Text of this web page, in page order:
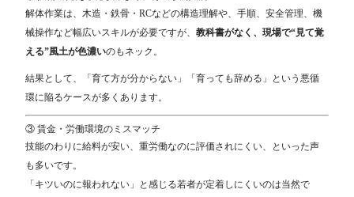
解体作業は、木造・鉄骨・RCなどの構造理解や、手順、安全管理、機
械操作など幅広いスキルが必要ですが、教科書がなく、現場で“見て覚
える”風土が色濃いのもネック。
結果として、「育て方が分からない」「育っても辞める」という悪循
環に陥るケースが多くあります。
③ 賃金・労働環境のミスマッチ
技能のわりに給料が安い、重労働なのに評価されにくい、といった声
も多いです。
「キツいのに報われない」と感じる若者が定着しにくいのは当然で